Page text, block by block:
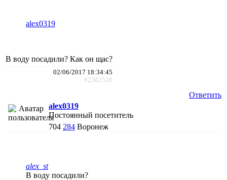
alex0319
В воду посадили? Как он щас?
02/06/2017 18:34:45
#2382526
Ответить
alex0319
Постоянный посетитель
704 284 Воронеж
alex_st
В воду посадили?